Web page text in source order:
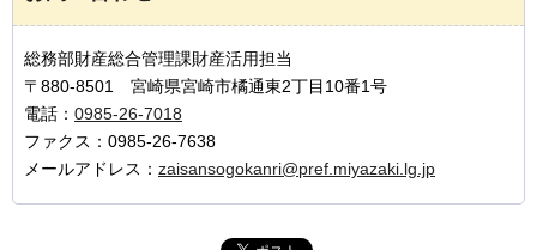
総務部財産総合管理課財産活用担当
〒880-8501 宮崎県宮崎市橘通東2丁目10番1号
電話： 0985-26-7018
ファクス：0985-26-7638
メールアドレス： zaisansogokanri@pref.miyazaki.lg.jp